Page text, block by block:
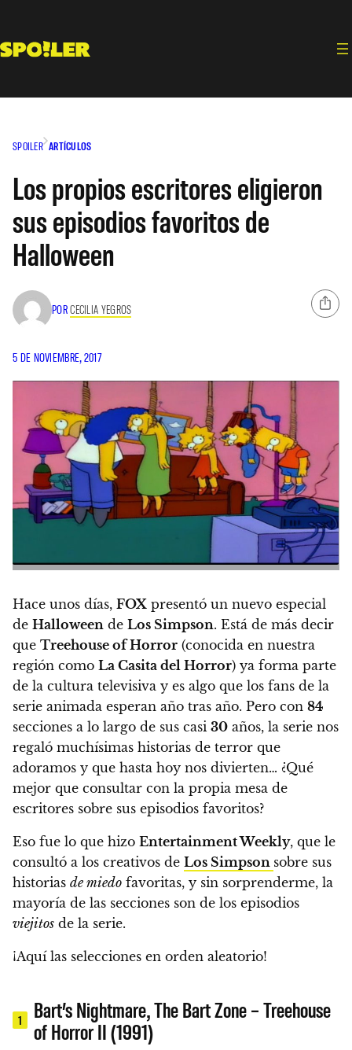
contenido
SPOILER ARTÍCULOS
Los propios escritores eligieron
sus episodios favoritos de
Halloween
PORCECILIA YEGROS
5 DE NOVIEMBRE, 2017
Hace unos días, FOX presentó un nuevo especial
de Halloween de Los Simpson. Está de más decir
que Treehouse of Horror (conocida en nuestra
región como La Casita del Horror) ya forma parte
de la cultura televisiva y es algo que los fans de la
serie animada esperan año tras año. Pero con 84
secciones a lo largo de sus casi 30 años, la serie nos
regaló muchísimas historias de terror que
adoramos y que hasta hoy nos divierten… ¿Qué
mejor que consultar con la propia mesa de
escritores sobre sus episodios favoritos?
Eso fue lo que hizo Entertainment Weekly, que le
consultó a los creativos de Los Simpson sobre sus
historias de miedo favoritas, y sin sorprenderme, la
mayoría de las secciones son de los episodios
viejitos de la serie.
¡Aquí las selecciones en orden aleatorio!
1
Bart’s Nightmare, The Bart Zone – Treehouse
of Horror II (1991)